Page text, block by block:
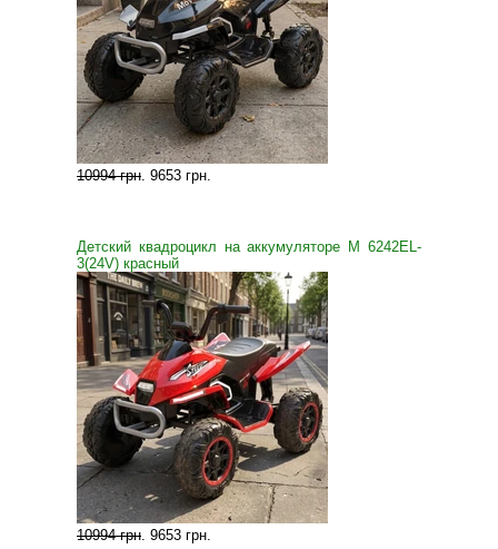
10994 грн. 9653 грн.
Детский квадроцикл на аккумуляторе M 6242EL-
3(24V) красный
10994 грн. 9653 грн.